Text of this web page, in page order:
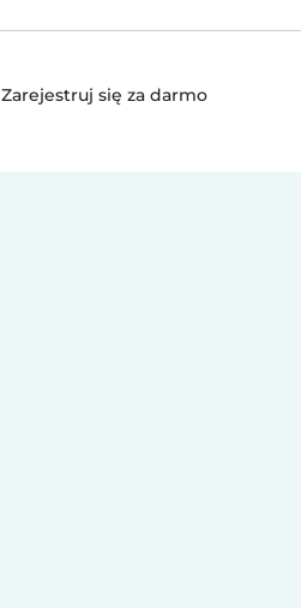
Zarejestruj się za darmo